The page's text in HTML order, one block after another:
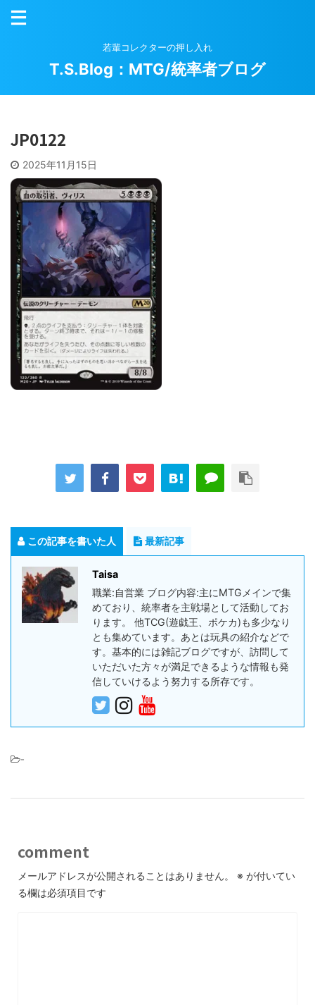
若輩コレクターの押し入れ
T.S.Blog：MTG/統率者ブログ
JP0122
2025年11月15日
この記事を書いた人 最新記事
Taisa
職業:自営業 ブログ内容:主にMTGメインで集
めており、統率者を主戦場として活動してお
ります。 他TCG(遊戯王、ポケカ)も多少なり
とも集めています。あとは玩具の紹介などで
す。基本的には雑記ブログですが、訪問して
いただいた方々が満足できるような情報も発
信していけるよう努力する所存です。
-
comment
メールアドレスが公開されることはありません。 ※ が付いてい
る欄は必須項目です